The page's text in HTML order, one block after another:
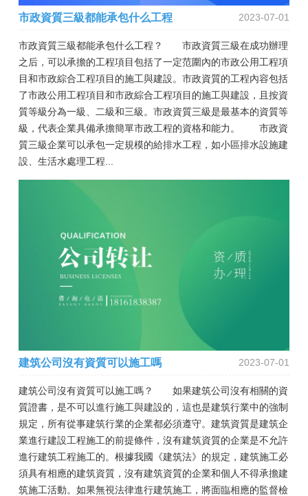
市政資質三級都能承包什么工程 2023-07-01
市政資質三級都能承包什么工程？ 市政資質三級在成功辦理
之后，可以承擔的工程項目包括了一定范圍內的市政公用工程項
目和市政綜合工程項目的施工與建設。市政資質的工程內容包括
了市政公用工程項目和市政綜合工程項目的施工與建設，且按資
質等級分為一級、二級和三級。市政資質三級是最基本的資質等
級，代表企業具備承擔簡單市政工程的資格和能力。 市政資
質三級企業可以承包一定規模的給排水工程，如小區排水設施建
設、生活水處理工程...
建筑公司沒有資質可以施工嗎 2023-07-01
建筑公司沒有資質可以施工嗎？ 如果建筑公司沒有相關的資
質證書，是不可以進行施工與建設的，這也是建筑行業中的強制
規定，所有從事建筑行業的企業都必須遵守。建筑資質是建筑企
業進行建設工程施工的前提條件，沒有建筑資質的企業是不允許
進行建筑工程施工的。根據我國《建筑法》的規定，建筑施工必
須具有相應的建筑資質，沒有建筑資質的企業和個人不得承擔建
筑施工活動。如果無視法律進行建筑施工，將面臨相應的監督檢